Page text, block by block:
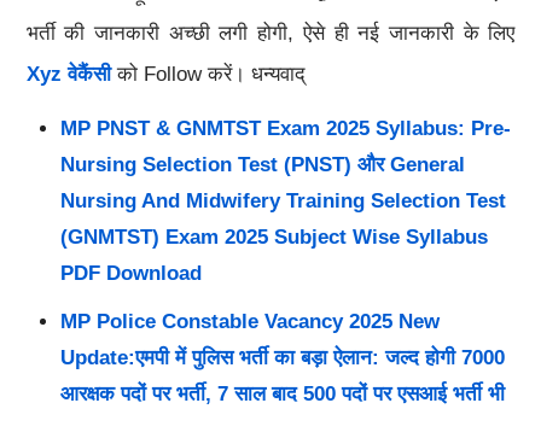
भर्ती की जानकारी अच्छी लगी होगी, ऐसे ही नई जानकारी के लिए
Xyz वेकैंसीको Follow करें। धन्यवाद्
MP PNST & GNMTST Exam 2025 Syllabus: Pre-
Nursing Selection Test (PNST) और General
Nursing And Midwifery Training Selection Test
(GNMTST) Exam 2025 Subject Wise Syllabus
PDF Download
MP Police Constable Vacancy 2025 New
Update:एमपी में पुलिस भर्ती का बड़ा ऐलान: जल्द होगी 7000
आरक्षक पदों पर भर्ती, 7 साल बाद 500 पदों पर एसआई भर्ती भी